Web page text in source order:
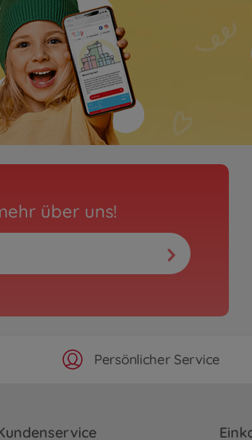
über uns!
Persönlicher Service